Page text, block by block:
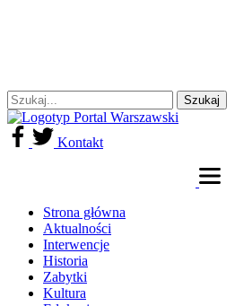
Kontakt
Strona główna
Aktualności
Interwencje
Historia
Zabytki
Kultura